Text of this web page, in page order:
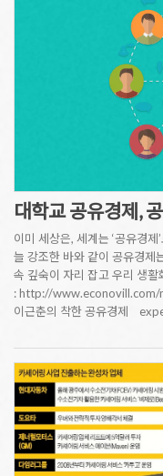
대학교 공유경제,
이미 세상은, 세계는 ‘공유경
늘 강조한 바와 같이 공유경제
속 깊숙이 자리 잡고 우리 생
: http://
이근춘의 착한 공유경제